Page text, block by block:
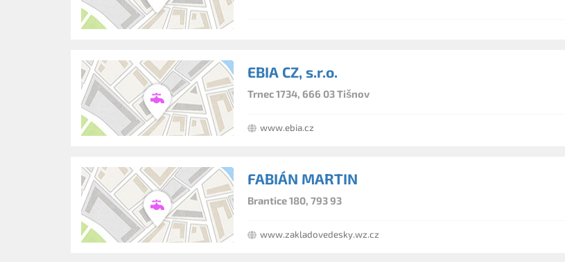
EBIA CZ, s.r.o.
Trnec 1734, 666 03 Tišnov
www.ebia.cz
FABIÁN MARTIN
Brantice 180, 793 93
www.zakladovedesky.wz.cz